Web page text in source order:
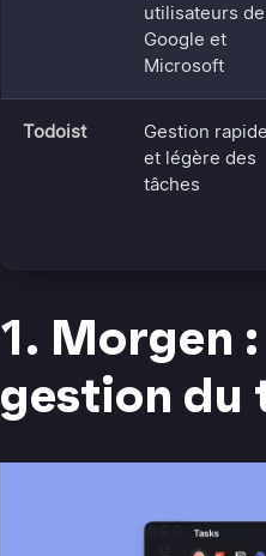
utilisateurs de
Google et
Microsoft
Todoist
Gestion rapide
et légère des
tâches
1. Morgen
gestion du